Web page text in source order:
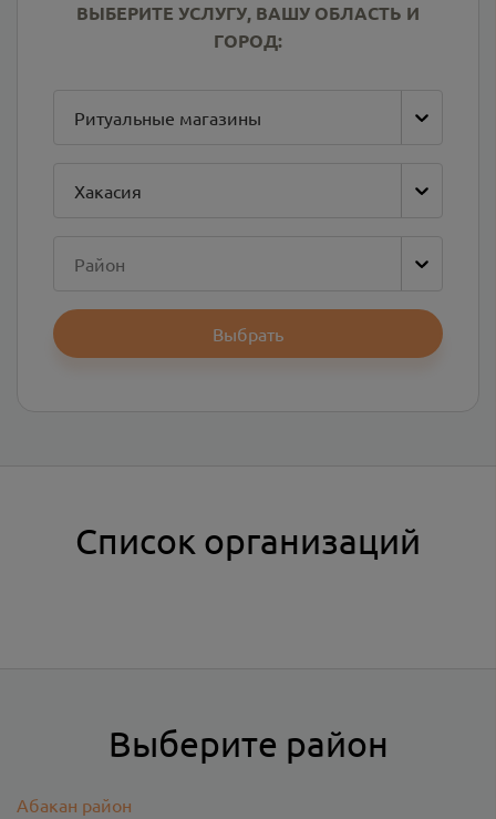
ВЫБЕРИТЕ УСЛУГУ, ВАШУ ОБЛАСТЬ И
ГОРОД:
Ритуальные магазины
Хакасия
Район
Выбрать
Список организаций
Выберите район
Абакан район